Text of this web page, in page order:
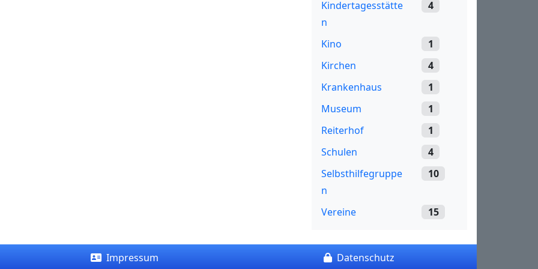
Kindertagesstätte
n
4
Kino
1
Kirchen
4
Krankenhaus
1
Museum
1
Reiterhof
1
Schulen
4
Selbsthilfegruppe
n
10
Vereine 15
Impressum Datenschutz